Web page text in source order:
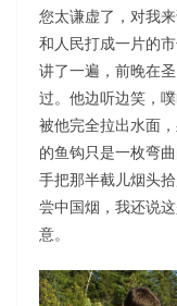
您太谦虚了，对我
和人民打成一片的
讲了一遍，前晚在
过。他边听边笑，
被他完全拉出水面
的鱼钩只是一枚弯
手把那半截儿烟头
尝中国烟，我还说
意。